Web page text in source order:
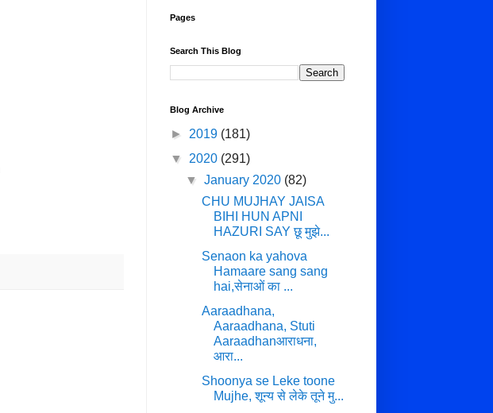
Pages
Search This Blog
Blog Archive
► 2019 (181)
▼ 2020 (291)
▼January 2020 (82)
CHU MUJHAY JAISA
BIHI HUN APNI
HAZURI SAY छू मुझे...
Senaon ka yahova
Hamaare sang sang
hai,सेनाओं का ...
Aaraadhana,
Aaraadhana, Stuti
Aaraadhanआराधना,
आरा...
Shoonya se Leke toone
Mujhe, शून्य से लेके तूने मु...